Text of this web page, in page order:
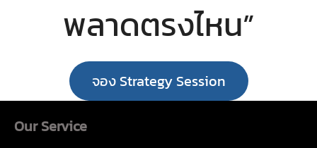
พลาดตรงไหน”
จอง Strategy Session
Our Service